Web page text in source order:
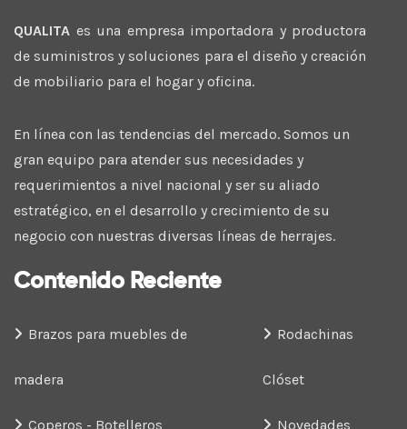
QUALITA es una empresa importadora y productora
de suministros y soluciones para el diseño y creación
de mobiliario para el hogar y oficina.
En línea con las tendencias del mercado. Somos un
gran equipo para atender sus necesidades y
requerimientos a nivel nacional y ser su aliado
estratégico, en el desarrollo y crecimiento de su
negocio con nuestras diversas líneas de herrajes.
Contenido Reciente
Brazos para muebles de
madera
Coperos - Botelleros
Rodachinas
Clóset
Novedades